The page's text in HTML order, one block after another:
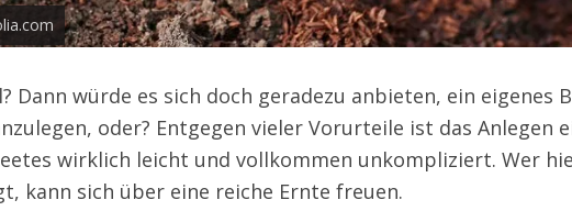
Dann würde es sich doch geradezu anbieten, ein eigenes
oder? Entgegen vieler Vorurteile ist das Anlegen
wirklich leicht und vollkommen unkompliziert. Wer
kann sich über eine reiche Ernte freuen.